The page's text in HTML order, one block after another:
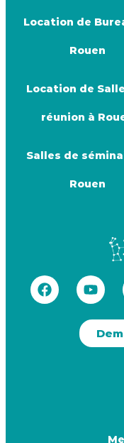
Location de
Rouen
Location de
réunion à
Salles de
Rouen